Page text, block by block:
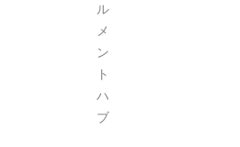
ル
メ
ン
ト
ハ
ブ